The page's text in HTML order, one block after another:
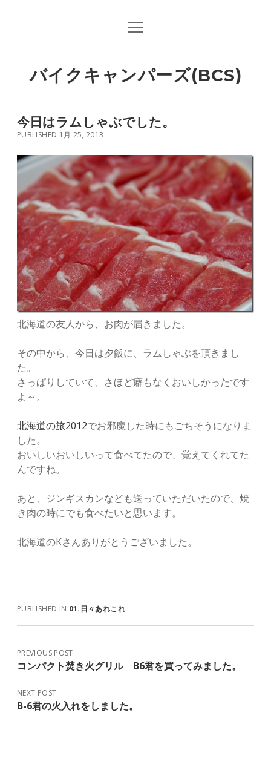
open
バイクキャンパーズ(BCS)
今日はラムしゃぶでした。
PUBLISHED 1月 25, 2013
北海道の友人から、お肉が届きました。
その中から、今日は夕飯に、ラムしゃぶを頂きまし
た。
さっぱりしていて、さほど癖もなくおいしかったです
よ～。
北海道の旅2012でお邪魔した時にもごちそうになりま
した。
おいしいおいしいって食べてたので、覚えてくれてた
んですね。
あと、ジンギスカンなども送っていただいたので、焼
き肉の時にでも食べたいと思います。
北海道のKさんありがとうございました。
PUBLISHED IN 01.日々あれこれ
PREVIOUS POST
コンパクト焚き火グリル B6君を買ってみました。
NEXT POST
B-6君の火入れをしました。